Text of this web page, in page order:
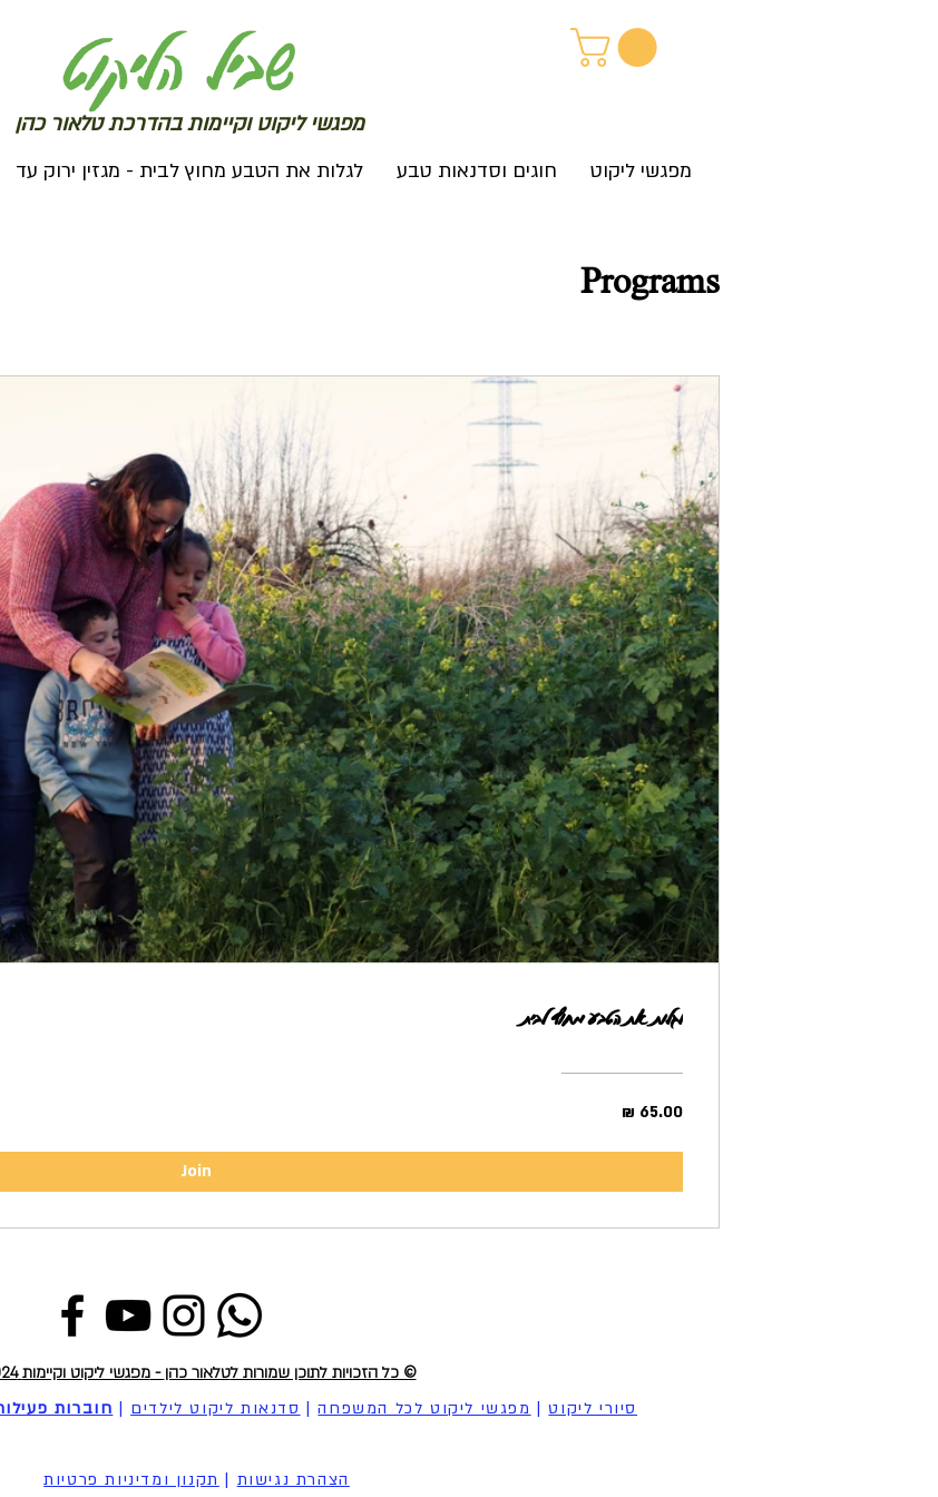
שביל הליקוט
מפגשי ליקוט וקיימות בהדרכת טלאור כהן
מפגשי ליקוט חוגים וסדנאות טבע לגלות את הטבע מחוץ לבית - מגזין ירוק עד
Programs
לגלות את הטבע מחוץ לבית
Join
© כל הזכויות לתוכן שמורות לטלאור כהן -מפגשי ליקוט וקיימות2024
סיורי ליקוט| מפגשי ליקוט לכל המשפחה| סדנאות ליקוט לילדים | חוברות
הצהרת נגישות | תקנון ומדיניות פרטיות